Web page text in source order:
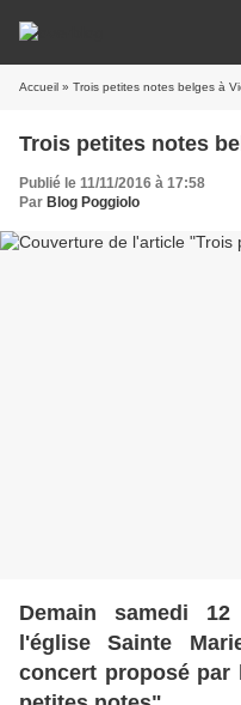
Accueil » Trois petites notes belges à
Trois petites notes
Publié le 11/11/2016 à 17:58
Par Blog Poggiolo
Demain samedi
l'église Sainte
concert proposé